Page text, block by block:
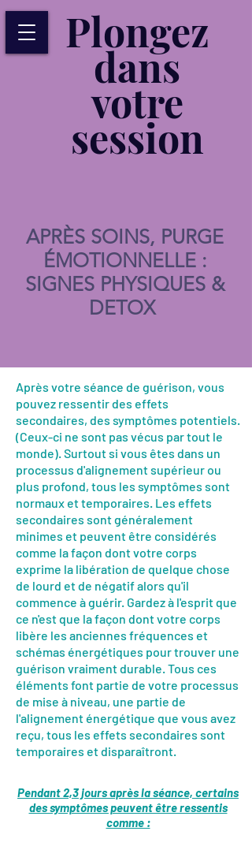
Plongez
dans
votre
session
APRÈS SOINS, PURGE
ÉMOTIONNELLE :
SIGNES PHYSIQUES &
DETOX
Après votre séance de guérison, vous
pouvez ressentir des effets
secondaires, des symptômes potentiels.
(Ceux-ci ne sont pas vécus par tout le
monde). Surtout si vous êtes dans un
processus d'alignement supérieur ou
plus profond, tous les symptômes sont
normaux et temporaires. Les effets
secondaires sont généralement
minimes et peuvent être considérés
comme la façon dont votre corps
exprime la libération de quelque chose
de lourd et de négatif alors qu'il
commence à guérir. Gardez à l'esprit que
ce n'est que la façon dont votre corps
libère les anciennes fréquences et
schémas énergétiques pour trouver une
guérison vraiment durable. Tous ces
éléments font partie de votre processus
de mise à niveau, une partie de
l'alignement énergétique que vous avez
reçu, tous les effets secondaires sont
temporaires et disparaîtront.
Pendant 2,3 jours après la séance, certains
des symptômes peuvent être ressentis
comme :